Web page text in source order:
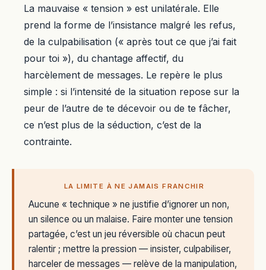
La mauvaise « tension » est unilatérale. Elle
prend la forme de l’insistance malgré les refus,
de la culpabilisation (« après tout ce que j’ai fait
pour toi »), du chantage affectif, du
harcèlement de messages. Le repère le plus
simple : si l’intensité de la situation repose sur la
peur de l’autre de te décevoir ou de te fâcher,
ce n’est plus de la séduction, c’est de la
contrainte.
LA LIMITE À NE JAMAIS FRANCHIR
Aucune « technique » ne justifie d’ignorer un non,
un silence ou un malaise. Faire monter une tension
partagée, c’est un jeu réversible où chacun peut
ralentir ; mettre la pression — insister, culpabiliser,
harceler de messages — relève de la manipulation,